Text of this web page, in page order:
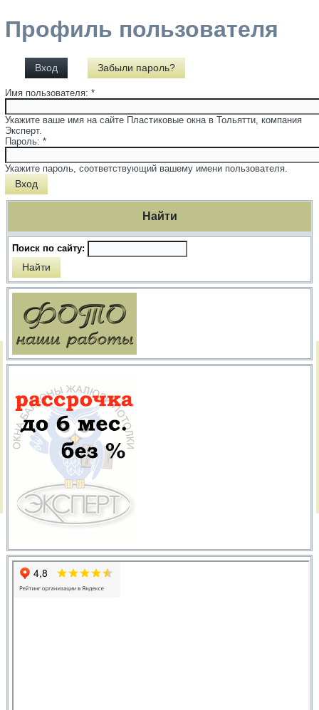
Профиль пользователя
Вход Забыли пароль?
Имя пользователя:*
Укажите ваше имя на сайте Пластиковые окна в Тольятти, компания
Эксперт.
Пароль:*
Укажите пароль, соответствующий вашему имени пользователя.
Найти
Поиск по сайту: